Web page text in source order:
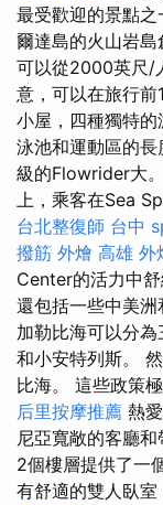
最受歡迎的景點之
爾達島的火山岩
可以從2000英尺/
意，可以在旅行
小屋，四種獨特
泳池和運動區的
級的Flowrider大
上，乘客在Sea
台北整復師 台中
撥筋 外燴 高雄 外
Center的活力中
還包括一些中美洲
加勒比海可以分
和小安特列斯。
比海。 這些政策
后里按摩推薦 熱
尼亞寬敞的客廳
2個樓層提供了一
有舒適的雙人臥室